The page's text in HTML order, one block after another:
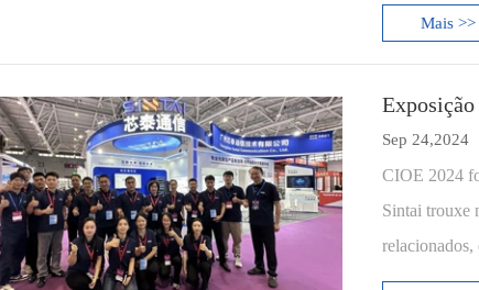
Mais >>
Exposição
Sep 24,2024
CIOE 2024
Sintai trouxe
relacionados,